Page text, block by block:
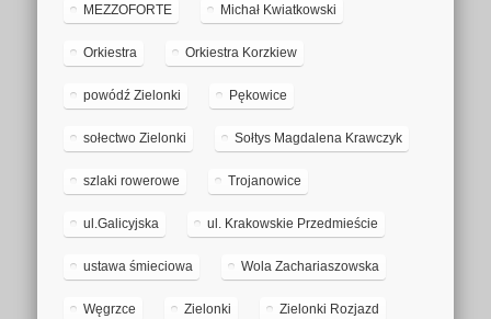
MEZZOFORTE Michał Kwiatkowski
Orkiestra Orkiestra Korzkiew
powódź Zielonki Pękowice
sołectwo Zielonki Sołtys Magdalena Krawczyk
szlaki rowerowe Trojanowice
ul.Galicyjska ul. Krakowskie Przedmieście
ustawa śmieciowa Wola Zachariaszowska
Węgrzce Zielonki Zielonki Rozjazd